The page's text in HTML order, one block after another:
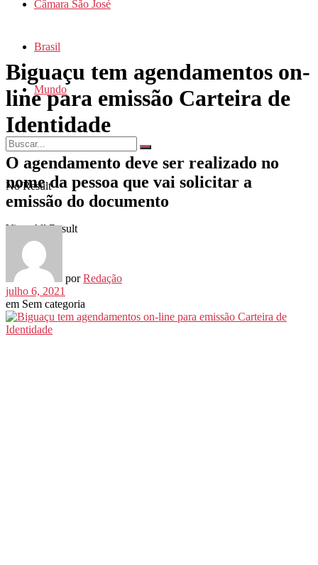
Câmara São José
Brasil
Mundo
No Result
View All Result
Biguaçu tem agendamentos on-
line para emissão Carteira de
Identidade
O agendamento deve ser realizado no
nome da pessoa que vai solicitar a
emissão do documento
por Redação
julho 6, 2021
em Sem categoria